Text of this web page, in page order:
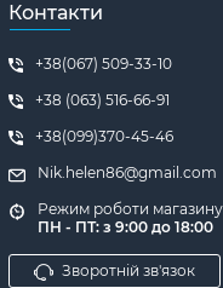
Контакти
+38(067) 509-33-10
+38 (063) 516-66-91
+38(099)370-45-46
Nik.helen86@gmail.com
Режим роботи
ПН - ПТ: з 9:00 до 18:00
Зворотній зв'язок